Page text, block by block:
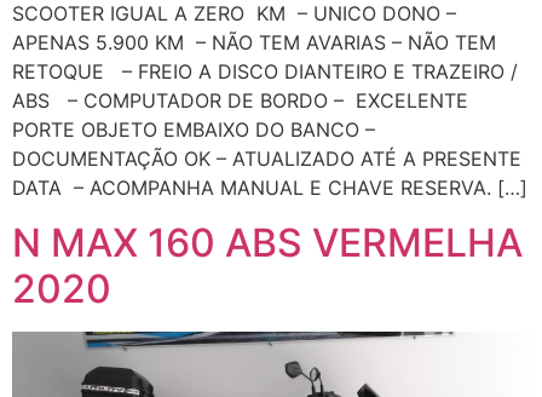
SCOOTER IGUAL A ZERO KM – UNICO DONO –
APENAS 5.900 KM – NÃO TEM AVARIAS – NÃO TEM
RETOQUE – FREIO A DISCO DIANTEIRO E TRAZEIRO /
ABS – COMPUTADOR DE BORDO – EXCELENTE
PORTE OBJETO EMBAIXO DO BANCO –
DOCUMENTAÇÃO OK – ATUALIZADO ATÉ A PRESENTE
DATA – ACOMPANHA MANUAL E CHAVE RESERVA. […]
N MAX 160 ABS VERMELHA
2020